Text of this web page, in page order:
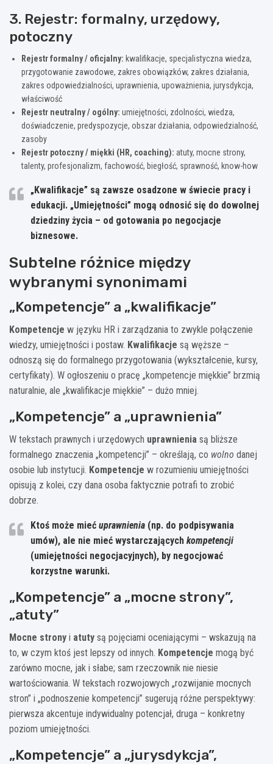
3. Rejestr: formalny, urzędowy,
potoczny
Rejestr formalny / oficjalny: kwalifikacje, specjalistyczna wiedza,
przygotowanie zawodowe, zakres obowiązków, zakres działania,
zakres odpowiedzialności, uprawnienia, upoważnienia, jurysdykcja,
właściwość
Rejestr neutralny / ogólny: umiejętności, zdolności, wiedza,
doświadczenie, predyspozycje, obszar działania, odpowiedzialność,
zasoby
Rejestr potoczny / miękki (HR, coaching): atuty, mocne strony,
talenty, profesjonalizm, fachowość, biegłość, sprawność, know-how
„Kwalifikacje” są zawsze osadzone w świecie pracy i
edukacji. „Umiejętności” mogą odnosić się do dowolnej
dziedziny życia – od gotowania po negocjacje
biznesowe.
Subtelne różnice między
wybranymi synonimami
„Kompetencje” a „kwalifikacje”
Kompetencje w języku HR i zarządzania to zwykle połączenie
wiedzy, umiejętności i postaw. Kwalifikacje są węższe –
odnoszą się do formalnego przygotowania (wykształcenie, kursy,
certyfikaty). W ogłoszeniu o pracę „kompetencje miękkie” brzmią
naturalnie, ale „kwalifikacje miękkie” – dużo mniej.
„Kompetencje” a „uprawnienia”
W tekstach prawnych i urzędowych uprawnienia są bliższe
formalnego znaczenia „kompetencji” – określają, co wolno danej
osobie lub instytucji. Kompetencje w rozumieniu umiejętności
opisują z kolei, czy dana osoba faktycznie potrafi to zrobić
dobrze.
Ktoś może mieć uprawnienia (np. do podpisywania
umów), ale nie mieć wystarczających kompetencji
(umiejętności negocjacyjnych), by negocjować
korzystne warunki.
„Kompetencje” a „mocne strony”,
„atuty”
Mocne strony i atuty są pojęciami oceniającymi – wskazują na
to, w czym ktoś jest lepszy od innych. Kompetencje mogą być
zarówno mocne, jak i słabe; sam rzeczownik nie niesie
wartościowania. W tekstach rozwojowych „rozwijanie mocnych
stron” i „podnoszenie kompetencji” sugerują różne perspektywy:
pierwsza akcentuje indywidualny potencjał, druga – konkretny
poziom umiejętności.
„Kompetencje” a „jurysdykcja”,